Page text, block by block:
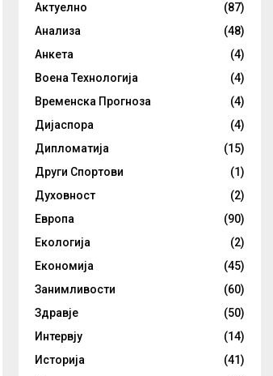
Актуелно
(87)
Анализа
(48)
Анкета
(4)
Воена Технологија
(4)
Временска Прогноза
(4)
Дијаспора
(4)
Дипломатија
(15)
Други Спортови
(1)
Духовност
(2)
Европа
(90)
Екологија
(2)
Економија
(45)
Занимливости
(60)
Здравје
(50)
Интервју
(14)
Историја
(41)